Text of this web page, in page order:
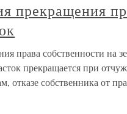
прекращения
права собственности на
прекращается при
отказе собственника от